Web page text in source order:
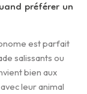
préférer un
est parfait
salissants ou
bien aux
leur animal